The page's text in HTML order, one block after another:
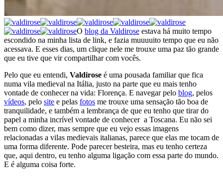
O blog da Valdirose estava há muito tempo
escondido na minha lista de link, e fazia muuuuito tempo que eu não
acessava. E esses dias, um clique nele me trouxe uma paz tão grande
que eu tive que vir compartilhar com vocês.
Pelo que eu entendi, Valdirose é uma pousada familiar que fica
numa vila medieval na Itália, justo na parte que eu mais tenho
vontade de conhecer na vida: Florença. E navegar pelo blog, pelos
vídeos, pelo site e pelas fotos me trouxe uma sensação tão boa de
tranquilidade, e também a lembrança de que eu tenho que tirar do
papel a minha incrível vontade de conhecer a Toscana. Eu não sei
bem como dizer, mas sempre que eu vejo essas imagens
relacionadas a vilas medievais italianas, parece que elas me tocam de
uma forma diferente. Pode parecer besteira, mas eu tenho certeza
que, aqui dentro, eu tenho alguma ligação com essa parte do mundo.
E é alguma coisa forte.